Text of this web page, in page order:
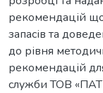
рекомендацій
запасів та
до рівня
рекомендацій
служби ТОВ